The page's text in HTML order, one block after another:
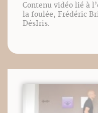
Contenu vidéo lié à
la foulée, Frédéric
DésIris.